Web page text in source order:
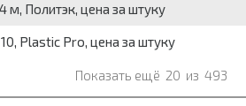
м, Политэк, цена за штуку
Plastic Pro, цена за штуку
Показать ещё 20 из 493